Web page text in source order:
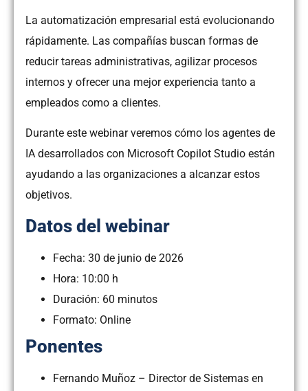
La automatización empresarial está evolucionando
rápidamente. Las compañías buscan formas de
reducir tareas administrativas, agilizar procesos
internos y ofrecer una mejor experiencia tanto a
empleados como a clientes.
Durante este webinar veremos cómo los agentes de
IA desarrollados con Microsoft Copilot Studio están
ayudando a las organizaciones a alcanzar estos
objetivos.
Datos del webinar
Fecha: 30 de junio de 2026
Hora: 10:00 h
Duración: 60 minutos
Formato: Online
Ponentes
Fernando Muñoz – Director de Sistemas en